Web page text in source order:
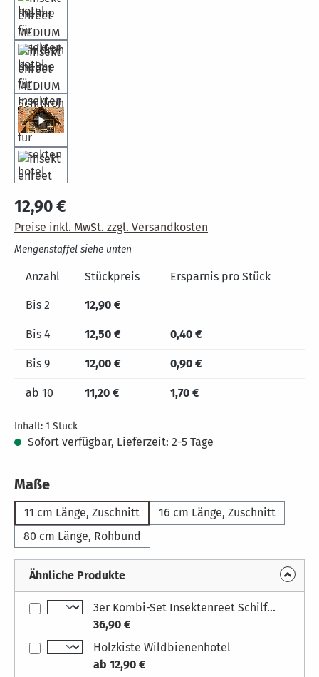
12,90 €
Preise inkl. MwSt. zzgl. Versandkosten
Mengenstaffel siehe unten
Anzahl Stückpreis Ersparnis pro Stück
Bis 2 12,90 €
Bis 4 12,50 € 0,40 €
Bis 9 12,00 € 0,90 €
ab 10 11,20 € 1,70 €
Inhalt: 1 Stück
Sofort verfügbar, Lieferzeit: 2-5 Tage
Maßeauswählen
11 cm Länge, Zuschnitt
16 cm Länge, Zuschnitt
80 cm Länge, Rohbund
Ähnliche Produkte
3er Kombi-Set Insektenreet Schilfrohrhalme für Insektenhotel Maße: 11 cm Länge, Zuschnitt
36,90 €
Holzkiste Wildbienenhotel
ab 12,90 €